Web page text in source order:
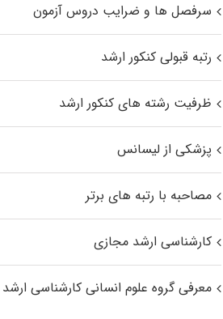
سرفصل ها و ضرایب دروس آزمون
رتبه قبولی کنکور ارشد
ظرفیت رشته های کنکور ارشد
پزشکی از لیسانس
مصاحبه با رتبه های برتر
کارشناسی ارشد مجازی
معرفی گروه علوم انسانی کارشناسی ارشد